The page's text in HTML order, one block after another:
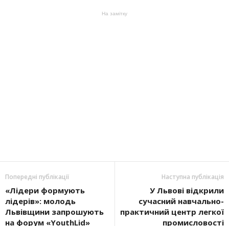
На замітку
Попередні публікації
«Лідери формують
лідерів»: молодь
Львівщини запрошують
на форум «YouthLid»
Наступна публікація
У Львові відкрили
сучасний навчально-
практичний центр легкої
промисловості